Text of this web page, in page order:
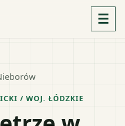
☰
/ WOJ. ŁÓDZKIE